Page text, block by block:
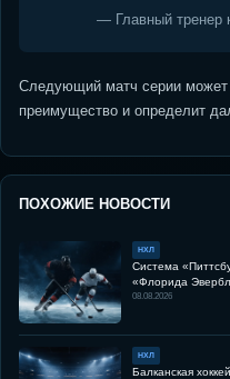
— Главный тренер
Следующий матч серии может
преимущество и определит
ПОХОЖИЕ НОВОСТИ
НХЛ
Система
«Флорида
08.08.2026
НХЛ
Балканская